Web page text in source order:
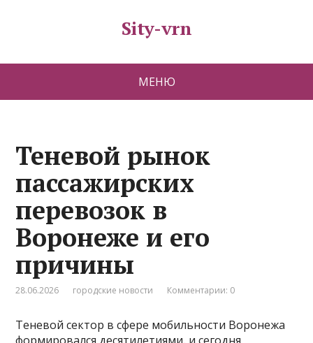
Sity-vrn
МЕНЮ
Теневой рынок
пассажирских
перевозок в
Воронеже и его
причины
28.06.2026 городские новости Комментарии: 0
Теневой сектор в сфере мобильности Воронежа